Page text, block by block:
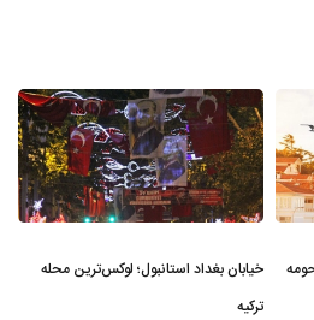
خیابان بغداد استانبول؛ لوکس‌ترین محله
ترکیه